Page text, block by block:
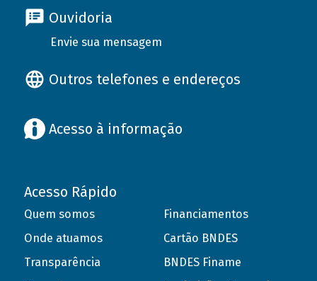
Ouvidoria
Envie sua mensagem
Outros telefones e endereços
Acesso à informação
Acesso Rápido
Quem somos
Onde atuamos
Transparência
Financiamentos
Cartão BNDES
BNDES Finame